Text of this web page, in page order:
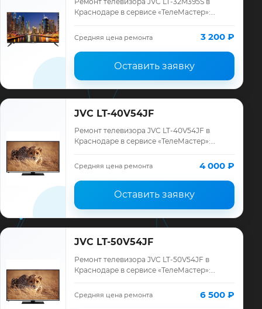
Краснодаре в сервисе «ТелеМастер»:
ремонта, запчасти и гарантия до 12
месяцев.
Средняя цена ремонта 3 200 ₽
Оставить заявку
JVC LT-40V54JF
Ремонт телевизора JVC LT-40V54JF в
Краснодаре в сервисе «ТелеМастер»:
ремонта, запчасти и гарантия до 12
Средняя цена ремонта 4 000 ₽
Оставить заявку
JVC LT-50V54JF
Ремонт телевизора JVC LT-50V54JF в
Краснодаре в сервисе «ТелеМастер»:
ремонта, запчасти и гарантия до 12
месяцев.
Средняя цена ремонта 6 500 ₽